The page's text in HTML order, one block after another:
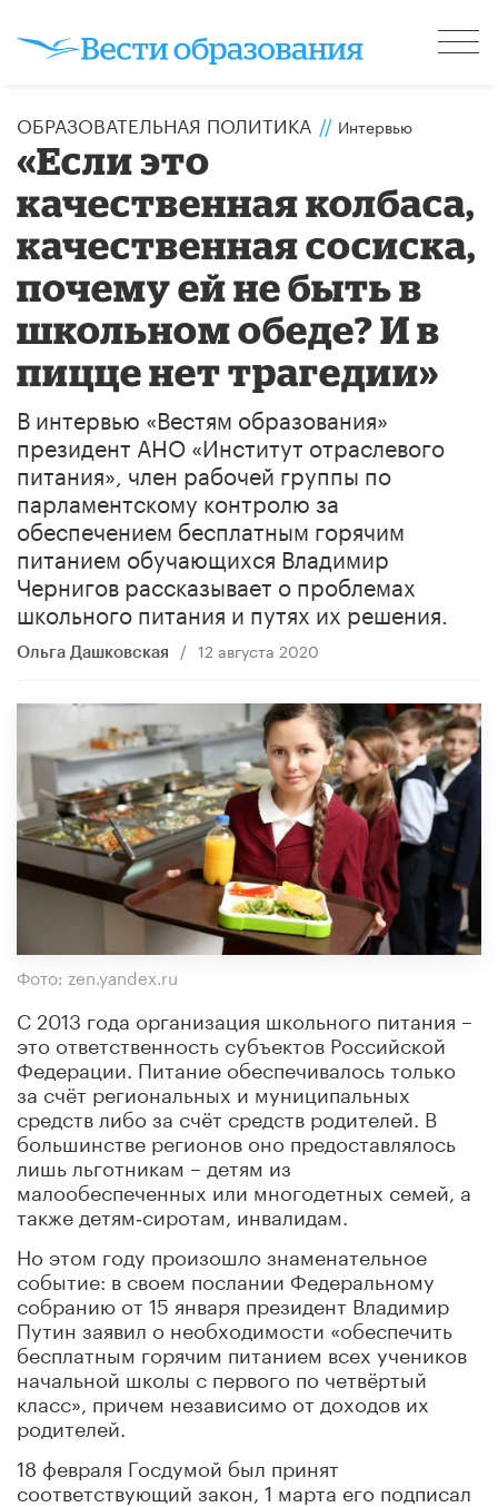
ОБРАЗОВАТЕЛЬНАЯ ПОЛИТИКА // Интервью
«Если это
качественная колбаса,
качественная сосиска,
почему ей не быть в
школьном обеде? И в
пицце нет трагедии»
В интервью «Вестям образования»
президент АНО «Институт отраслевого
питания», член рабочей группы по
парламентскому контролю за
обеспечением бесплатным горячим
питанием обучающихся Владимир
Чернигов рассказывает о проблемах
школьного питания и путях их решения.
Ольга Дашковская / 12 августа 2020
Фото: zen.yandex.ru
С 2013 года организация школьного питания –
это ответственность субъектов Российской
Федерации. Питание обеспечивалось только
за счёт региональных и муниципальных
средств либо за счёт средств родителей. В
большинстве регионов оно предоставлялось
лишь льготникам – детям из
малообеспеченных или многодетных семей, а
также детям‑сиротам, инвалидам.
Но этом году произошло знаменательное
событие: в своем послании Федеральному
собранию от 15 января президент Владимир
Путин заявил о необходимости «обеспечить
бесплатным горячим питанием всех учеников
начальной школы с первого по четвёртый
класс», причем независимо от доходов их
родителей.
18 февраля Госдумой был принят
соответствующий закон, 1 марта его подписал